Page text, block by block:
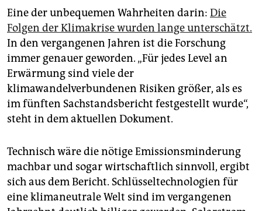
Eine der unbequemen Wahrheiten darin: Die
Folgen der Klimakrise wurden lange unterschätzt.
In den vergangenen Jahren ist die Forschung
immer genauer geworden. „Für jedes Level an
Erwärmung sind viele der
klimawandelverbundenen Risiken größer, als es
im fünften Sachstandsbericht festgestellt wurde“,
steht in dem aktuellen Dokument.
Technisch wäre die nötige Emissionsminderung
machbar und sogar wirtschaftlich sinnvoll, ergibt
sich aus dem Bericht. Schlüsseltechnologien für
eine klimaneutrale Welt sind im vergangenen